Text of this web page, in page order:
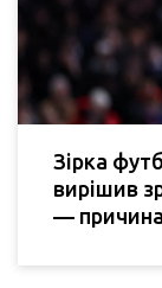
Зірка
вирішив
—